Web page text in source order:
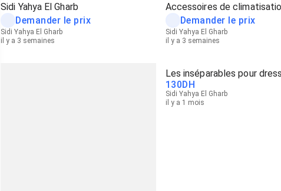
Sidi Yahya El Gharb
Demander le prix
Sidi Yahya El Gharb
il y a 3 semaines
Accessoires de
Demander le prix
Sidi Yahya El Gharb
il y a 3 semaines
Les inséparables pour
130DH
Sidi Yahya El Gharb
il y a 1 mois